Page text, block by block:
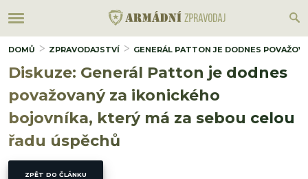
DOMŮ ZPRAVODAJSTVÍ GENERÁL PATTON JE DODNES
Diskuze: Generál Patton je dodnes
považovaný za ikonického
bojovníka, který má za sebou celou
řadu úspěchů
ZPĚT DO ČLÁNKU